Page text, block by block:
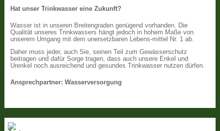
Hat unser Trinkwasser eine Zukunft?
Wasser ist in unseren Breitengraden genügend vorhanden. Die
Qualität unseres Trinkwassers hängt jedoch in hohem Maße von
unserem Umgang mit dem unersetzbaren Lebens-mittel Nr. 1 ab.
Daher muss jeder, auch Sie, seinen Teil zum Gewässerschutz
beitragen und dafür Sorge tragen, dass auch unsere Enkel und
Urenkel noch ausreichend und gesundes Trinkwasser nutzen dürfen.
Ansprechpartner: Wasserversorgung